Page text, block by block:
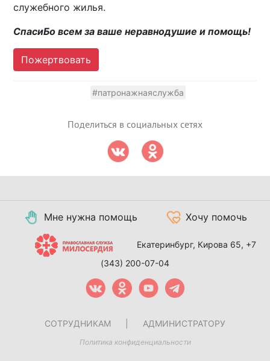
служебного жилья.
СпасиБо всем за ваше неравнодушие и помощь!
Пожертвовать
#патронажнаяслужба
Поделиться в социальных сетях
Мне нужна помощь Хочу помочь
Екатеринбург, Кирова 65, +7
(343) 200-07-04
СОТРУДНИКАМ АДМИНИСТРАТОРУ
Политика конфиденциальности